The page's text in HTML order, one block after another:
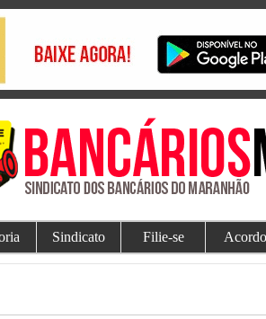
Sindicato Filie-se